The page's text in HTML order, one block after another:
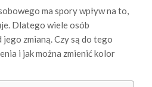
ma spory wpływ na to,
Dlatego wiele osób
jego zmianą. Czy są do tego
i jak można zmienić kolor